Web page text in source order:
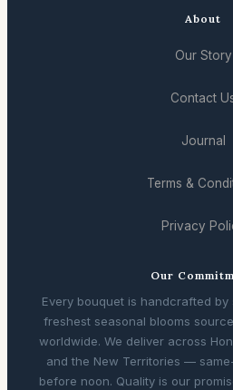
About
Our Story
Contact
Journal
Terms &
Privacy
Our
Every bouquet is handcrafted
freshest seasonal blooms
worldwide. We deliver across
and the New Territories —
before noon. Quality is our